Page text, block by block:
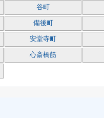
谷町
備後町
安堂寺町
心斎橋筋